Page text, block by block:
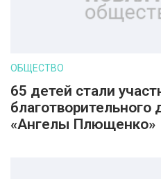
ОБЩЕСТВО
65 детей стали
«Ангелы Плющенко»